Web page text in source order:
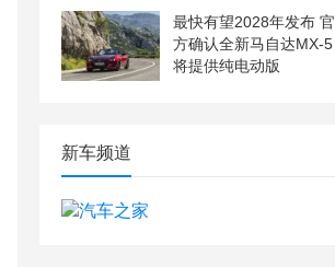
最快有望2028年发布 官
方确认全新马自达MX-5
将提供纯电动版
新车频道